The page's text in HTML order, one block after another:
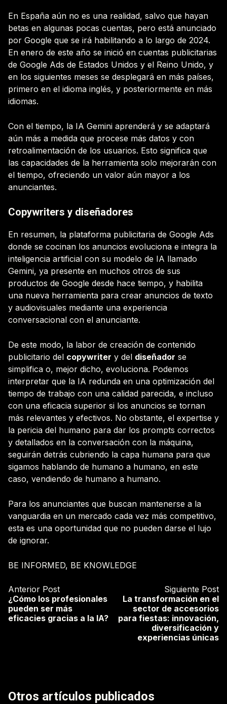
En España aún no es una realidad, salvo que hayan
betas en algunas pocas cuentas, pero está anunciado
por Google que se irá habilitando a lo largo de 2024.
En enero de este año se inició en cuentas publicitarias
de Google Ads de Estados Unidos y el Reino Unido, y
en los siguientes meses se desplegará en más países,
primero en el idioma inglés, y posteriormente en más
idiomas.
Con el tiempo, la IA Gemini aprenderá y se adaptará
aún más a medida que procese más datos y con
retroalimentación de los usuarios. Esto significa que
las capacidades de la herramienta solo mejorarán con
el tiempo, ofreciendo un valor aún mayor a los
anunciantes.
Copywriters y diseñadores
En resumen, la plataforma publicitaria de Google Ads
donde se cocinan los anuncios evoluciona e integra la
inteligencia artificial con su modelo de IA llamado
Gemini, ya presente en muchos otros de sus
productos de Google desde hace tiempo, y habilita
una nueva herramienta para crear anuncios de texto
y audiovisuales mediante una experiencia
conversacional con el anunciante.
De este modo, la labor de creación de contenido
publicitario del copywriter y del diseñador se
simplifica o, mejor dicho, evoluciona. Podemos
interpretar que la IA redunda en una optimización del
tiempo de trabajo con una calidad parecida, e incluso
con una eficacia superior si los anuncios se tornan
más relevantes y efectivos. No obstante, el expertise y
la pericia del humano para dar los prompts correctos
y detallados en la conversación con la máquina,
seguirán detrás cubriendo la capa humana para que
sigamos hablando de humano a humano, en este
caso, vendiendo de humano a humano.
Para los anunciantes que buscan mantenerse a la
vanguardia en un mercado cada vez más competitivo,
esta es una oportunidad que no pueden darse el lujo
de ignorar.
BE INFORMED, BE KNOWLEDGE
Anterior Post
¿Cómo los profesionales
pueden ser más
eficacies gracias a la IA?
Siguiente Post
La transformación en el
sector de accesorios
para fiestas: innovación,
diversificación y
experiencias únicas
Otros artículos publicados